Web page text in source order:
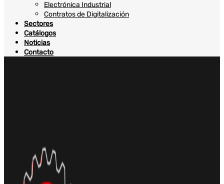
Electrónica Industrial
Contratos de Digitalización
Sectores
Catálogos
Noticias
Contacto